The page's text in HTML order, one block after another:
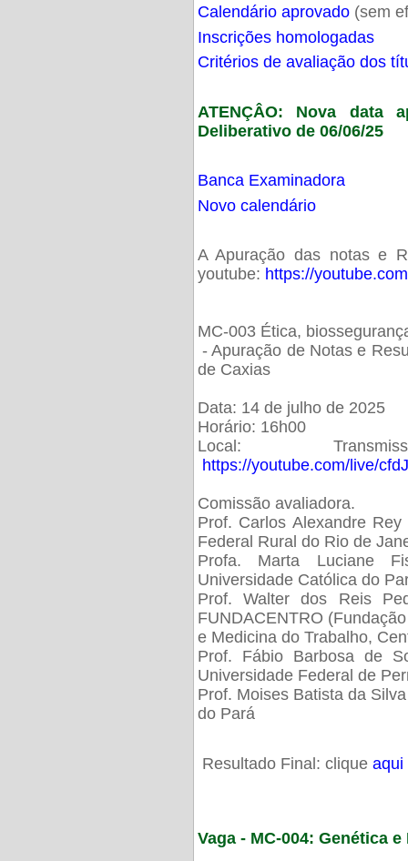
Calendário aprovado(sem
Inscrições homologadas
Critérios de avaliação dos
ATENÇÂO: Nova data
Deliberativo de 06/06/25
Banca Examinadora
Novo calendário
A Apuração das notas e
youtube: https://
MC-003 Ética,
- Apuração de Notas e
de Caxias
Data: 14 de julho de 2025
Horário: 16h00
Local:
https://youtube.com/live/
Comissão avaliadora.
Prof. Carlos Alexandre
Federal Rural do Rio de
Profa. Marta Luciane
Universidade Católica do
Prof. Walter dos Reis
FUNDACENTRO
e Medicina do Trabalho,
Prof. Fábio Barbosa de
Universidade Federal de
Prof. Moises Batista da
do Pará
Resultado Final: clique aqui
Vaga - MC-004: Genética